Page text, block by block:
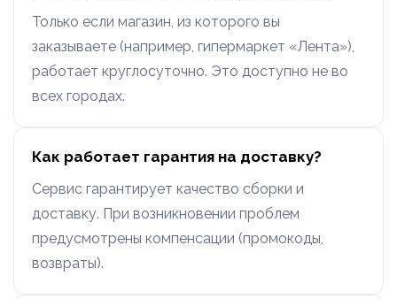
Только если магазин, из которого вы
заказываете (например, гипермаркет «Лента»),
работает круглосуточно. Это доступно не во
всех городах.
Как работает гарантия на доставку?
Сервис гарантирует качество сборки и
доставку. При возникновении проблем
предусмотрены компенсации (промокоды,
возвраты).